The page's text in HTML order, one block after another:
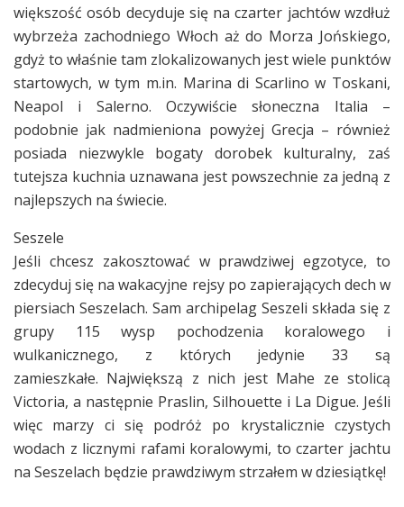
większość osób decyduje się na czarter jachtów wzdłuż
wybrzeża zachodniego Włoch aż do Morza Jońskiego,
gdyż to właśnie tam zlokalizowanych jest wiele punktów
startowych, w tym m.in. Marina di Scarlino w Toskani,
Neapol i Salerno. Oczywiście słoneczna Italia –
podobnie jak nadmieniona powyżej Grecja – również
posiada niezwykle bogaty dorobek kulturalny, zaś
tutejsza kuchnia uznawana jest powszechnie za jedną z
najlepszych na świecie.
Seszele
Jeśli chcesz zakosztować w prawdziwej egzotyce, to
zdecyduj się na wakacyjne rejsy po zapierających dech w
piersiach Seszelach. Sam archipelag Seszeli składa się z
grupy 115 wysp pochodzenia koralowego i
wulkanicznego, z których jedynie 33 są
zamieszkałe. Największą z nich jest Mahe ze stolicą
Victoria, a następnie Praslin, Silhouette i La Digue. Jeśli
więc marzy ci się podróż po krystalicznie czystych
wodach z licznymi rafami koralowymi, to czarter jachtu
na Seszelach będzie prawdziwym strzałem w dziesiątkę!